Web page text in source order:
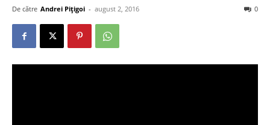
De către Andrei Pițigoi - august 2, 2016 0